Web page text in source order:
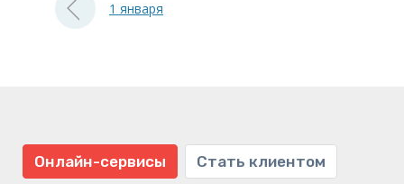
1 января
Онлайн-сервисы Стать клиентом